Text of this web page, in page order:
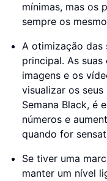
mínimas, mas os
sempre os
A otimização das
principal. As
imagens e os
visualizar os
Semana Black, é
números e
quando for
Se tiver uma
manter um nível